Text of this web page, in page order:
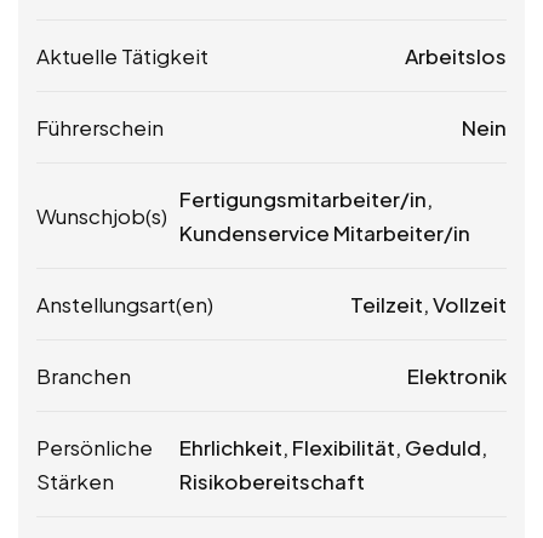
Aktuelle Tätigkeit Arbeitslos
Führerschein Nein
Wunschjob(s)
Fertigungsmitarbeiter/in,
Kundenservice Mitarbeiter/in
Anstellungsart(en) Teilzeit, Vollzeit
Branchen Elektronik
Persönliche
Stärken
Ehrlichkeit, Flexibilität, Geduld,
Risikobereitschaft